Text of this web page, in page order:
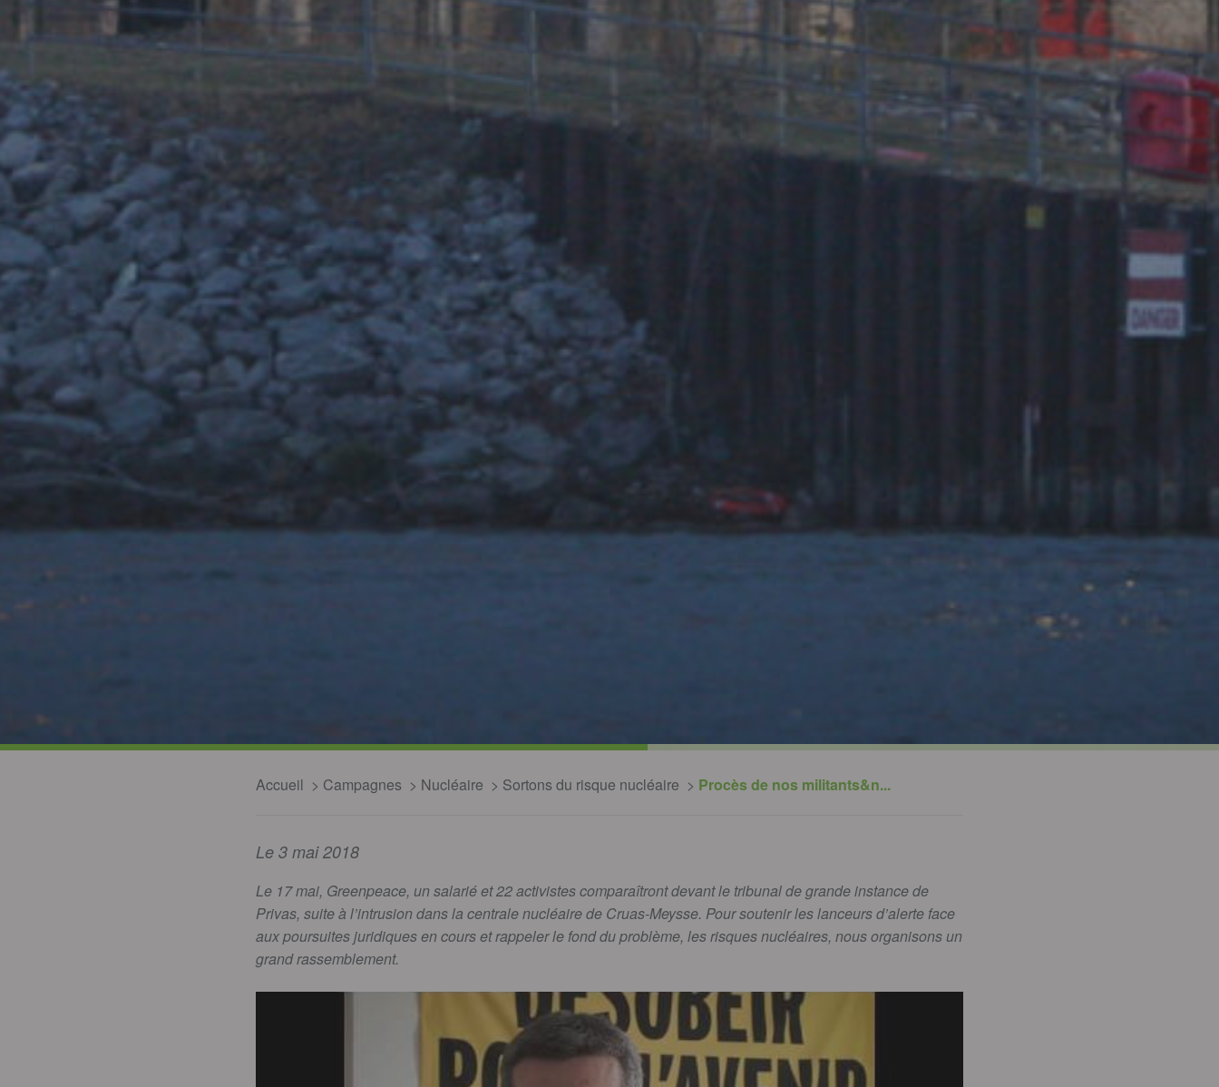
Accueil Campagnes Nucléaire Sortons du risque nucléaire Procès de nos militants&n...
Le 3 mai 2018
Le 17 mai, Greenpeace, un salarié et 22 activistes comparaîtront devant le tribunal de grande instance de
Privas, suite à l’intrusion dans la centrale nucléaire de Cruas-Meysse. Pour soutenir les lanceurs d’alerte face
aux poursuites juridiques en cours et rappeler le fond du problème, les risques nucléaires, nous organisons un
grand rassemblement.